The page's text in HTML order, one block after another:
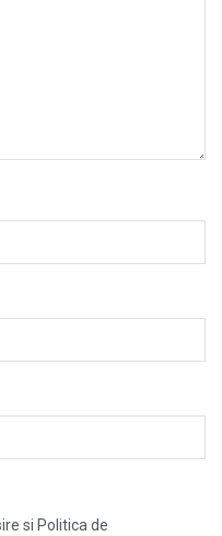
si Politica de